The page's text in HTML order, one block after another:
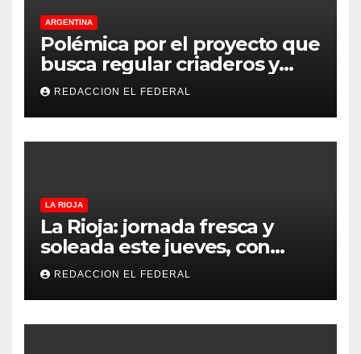
ARGENTINA
Polémica por el proyecto que
busca regular criaderos y
refugios de perros y gatos:
denuncian excesos, mientras
proteccionistas reclaman
controles más duros
REDACCION EL FEDERAL
LA RIOJA
La Rioja: jornada fresca y
soleada este jueves, con
temperaturas estables para
el viernes
REDACCION EL FEDERAL